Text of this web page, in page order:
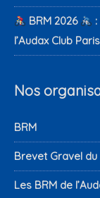
BRM 2026
l’Audax Club
Nos
BRM
Brevet Gravel
Les BRM de